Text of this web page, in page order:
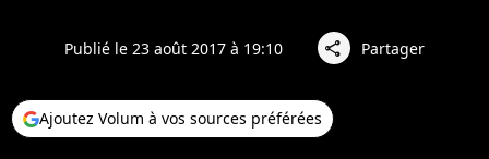
Publié le 23 août 2017 à 19:10 share Partager
Ajoutez Volum à vos sources préférées